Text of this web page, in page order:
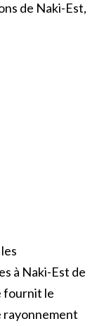
de Naki-Est,
à Naki-Est de
fournit le
rayonnement